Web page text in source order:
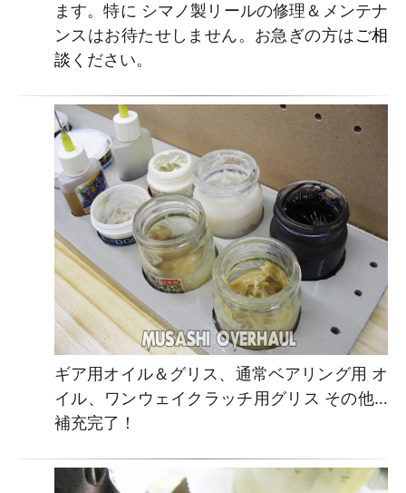
ます。特に シマノ製リールの修理＆メンテナ
ンスはお待たせしません。お急ぎの方はご相
談 ください。
ギア用オイル＆グリス、通常ベアリング用 オ
イル、ワンウェイクラッチ用グリス その他…
補充完了！